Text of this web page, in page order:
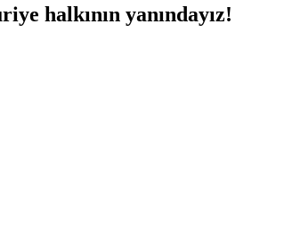
halkının yanındayız!